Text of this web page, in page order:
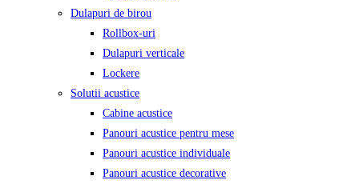
Dulapuri de birou
Rollbox-uri
Dulapuri verticale
Lockere
Solutii acustice
Cabine acustice
Panouri acustice pentru mese
Panouri acustice individuale
Panouri acustice decorative